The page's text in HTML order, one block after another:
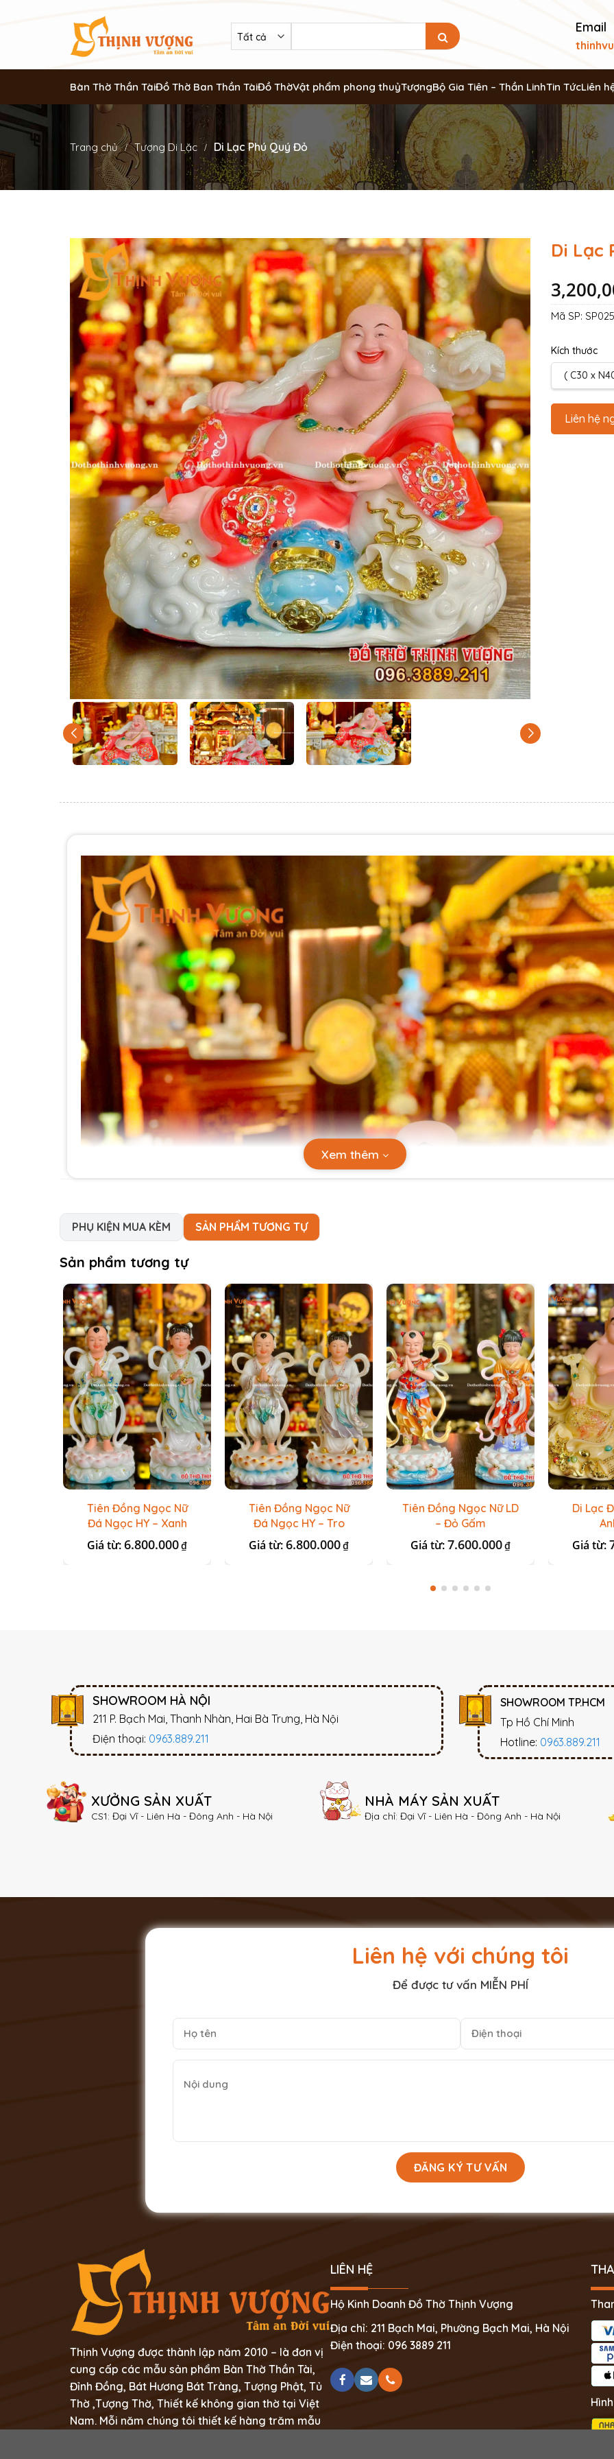
Email
Bàn Thờ Thần TàiĐồ Thờ Ban Thần TàiĐồ ThờVật phẩm phong thuỷTượngBộ Gia Tiên – Thần LinhTin TứcLiên
Trang chủ Tượng Di Lặc Di Lạc Phú Quý Đỏ
Di Lạc
Kích thước
( C30 x
Liên hệ
Mã SP:
Xem thêm
PHỤ KIỆN MUA KÈM SẢN PHẨM TƯƠNG TỰ
Sản phẩm tương tự
Tiên Đồng Ngọc Nữ
Đá Ngọc HY – Xanh
Hoa
Giá từ:6.800.000₫
Tiên Đồng Ngọc Nữ
Đá Ngọc HY – Tro
Xám
Giá từ:6.800.000₫
Tiên Đồng Ngọc Nữ LD
– Đỏ Gấm
Giá từ:7.600.000₫
Di Lạc
Giá từ:
SHOWROOM HÀ NỘI
211 P. Bạch Mai, Thanh Nhàn, Hai Bà Trưng, Hà Nội
Điện thoại: 0963.889.211
SHOWROOM TP.HCM
Tp Hồ Chí Minh
Hotline: 0963.889.211
XƯỞNG SẢN XUẤT
CS1: Đại Vĩ - Liên Hà - Đông Anh - Hà Nội
NHÀ MÁY SẢN XUẤT
Địa chỉ: Đại Vĩ - Liên Hà - Đông Anh - Hà Nội
Liên hệ với chúng tôi
Để được tư vấn MIỄN PHÍ
Thịnh Vượng được thành lập năm 2010 – là đơn vị
cung cấp các mẫu sản phẩm Bàn Thờ Thần Tài,
Đỉnh Đồng, Bát Hương Bát Tràng, Tượng Phật, Tủ
Thờ ,Tượng Thờ, Thiết kế không gian thờ tại Việt
Nam. Mỗi năm chúng tôi thiết kế hàng trăm mẫu
LIÊN HỆ
Hộ Kinh Doanh Đồ Thờ Thịnh Vượng
Địa chỉ: 211 Bạch Mai, Phường Bạch Mai, Hà Nội
Điện thoại: 096 3889 211